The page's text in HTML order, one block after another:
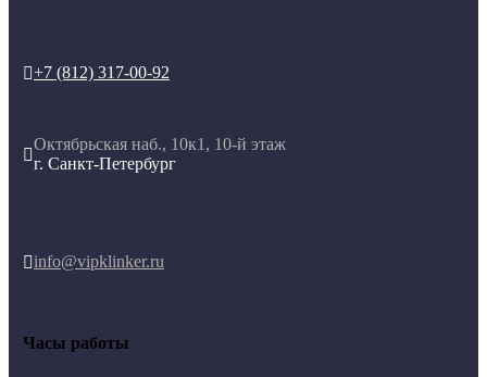
+7 (812) 317-00-92

Октябрьская наб., 10к1, 10-й этаж
г. Санкт-Петербург
info@vipklinker.ru
Часы работы